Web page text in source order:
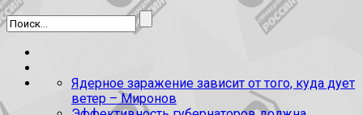
Ядерное заражение зависит от того, куда дует
ветер – Миронов